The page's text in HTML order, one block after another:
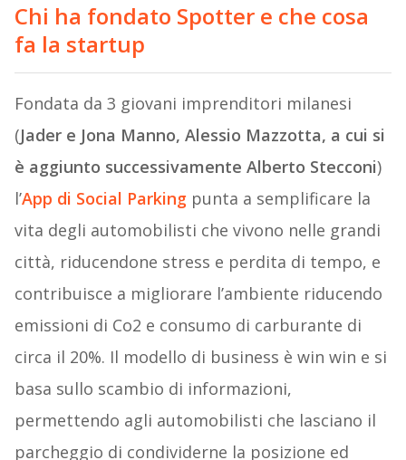
Chi ha fondato Spotter e che cosa
fa la startup
Fondata da 3 giovani imprenditori milanesi
(Jader e Jona Manno, Alessio Mazzotta, a cui si
è aggiunto successivamente Alberto Stecconi)
l’App di Social Parking punta a semplificare la
vita degli automobilisti che vivono nelle grandi
città, riducendone stress e perdita di tempo, e
contribuisce a migliorare l’ambiente riducendo
emissioni di Co2 e consumo di carburante di
circa il 20%. Il modello di business è win win e si
basa sullo scambio di informazioni,
permettendo agli automobilisti che lasciano il
parcheggio di condividerne la posizione ed